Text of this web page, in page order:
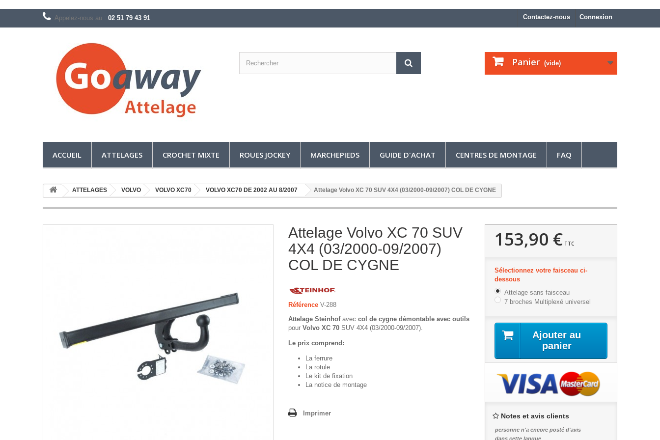
Connexion
Contactez-nous
Appelez-nous au : 02 51 79 43 91
Panier (vide)
ACCUEIL ATTELAGES CROCHET MIXTE ROUES JOCKEY MARCHEPIEDS GUIDE D'ACHAT CENTRES DE MONTAGE FAQ
ATTELAGES VOLVO VOLVO XC70 VOLVO XC70 DE 2002 AU 8/2007 Attelage Volvo XC 70 SUV 4X4 (03/2000-09/2007) COL DE CYGNE
Attelage Volvo XC 70 SUV
4X4 (03/2000-09/2007)
COL DE CYGNE
Référence V-288
Attelage Steinhofavec col de cygne démontable avec outils
pour Volvo XC 70 SUV 4X4 (03/2000-09/2007).
Le prix comprend:
La ferrure
La rotule
Le kit de fixation
La notice de montage
Imprimer
153,90 € TTC
Sélectionnez votre faisceau ci-
dessous
Attelage sans faisceau
7 broches Multiplexé universel
Ajouter au
panier
Notes et avis clients
personne n'a encore posté d'avis
dans cette langue